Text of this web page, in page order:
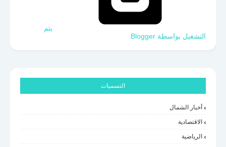
‏يتم
التشغيل بواسطة Blogger
التسميات
أخبار الشمال
الاقتصادية
الرياضية